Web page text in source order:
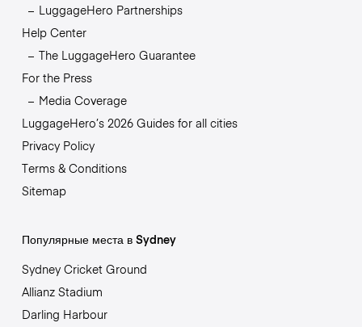
LuggageHero Partnerships
Help Center
The LuggageHero Guarantee
For the Press
Media Coverage
LuggageHero’s 2026 Guides for all cities
Privacy Policy
Terms & Conditions
Sitemap
Популярные места в Sydney
Sydney Cricket Ground
Allianz Stadium
Darling Harbour